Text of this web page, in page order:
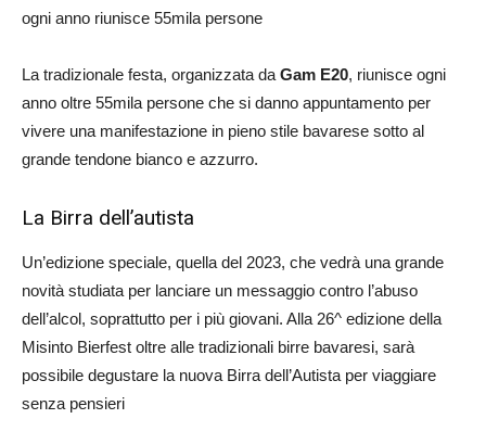
ogni anno riunisce 55mila persone
La tradizionale festa, organizzata da Gam E20, riunisce ogni
anno oltre 55mila persone che si danno appuntamento per
vivere una manifestazione in pieno stile bavarese sotto al
grande tendone bianco e azzurro.
La Birra dell’autista
Un’edizione speciale, quella del 2023, che vedrà una grande
novità studiata per lanciare un messaggio contro l’abuso
dell’alcol, soprattutto per i più giovani. Alla 26^ edizione della
Misinto Bierfest oltre alle tradizionali birre bavaresi, sarà
possibile degustare la nuova Birra dell’Autista per viaggiare
senza pensieri